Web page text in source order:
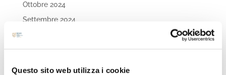
Questo sito web utilizza i cookie
Ottobre 2024
Settembre 2024
Agosto 2024
Luglio 2024